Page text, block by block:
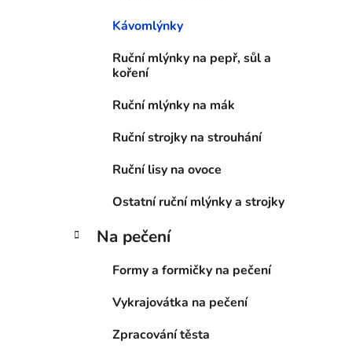
Kávomlýnky
Ruční mlýnky na pepř, sůl a
koření
Ruční mlýnky na mák
Ruční strojky na strouhání
Ruční lisy na ovoce
Ostatní ruční mlýnky a strojky
Na pečení
Formy a formičky na pečení
Vykrajovátka na pečení
Zpracování těsta